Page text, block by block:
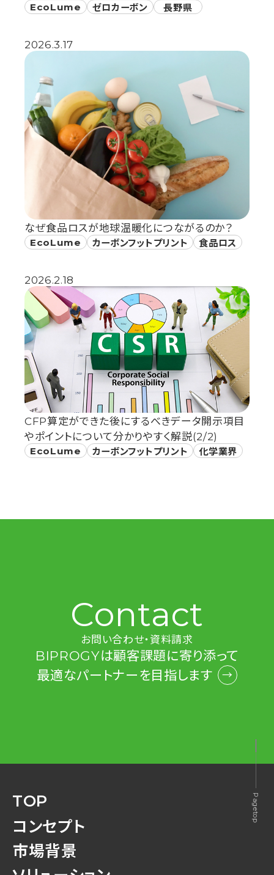
EcoLume ゼロカーボン 長野県
2026.3.17
なぜ食品ロスが地球温暖化につながるのか？
EcoLume カーボンフットプリント 食品ロス
2026.2.18
CFP算定ができた後にするべきデータ開示項目
やポイントについて分かりやすく解説(2/2)
EcoLume カーボンフットプリント 化学業界
Contact
お問い合わせ・資料請求
BIPROGYは顧客課題に寄り添って
最適なパートナーを目指します
TOP
コンセプト
市場背景